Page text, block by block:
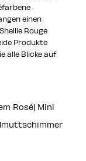
einen
Rouge
Produkte
alle Blicke auf
Rosé| Mini